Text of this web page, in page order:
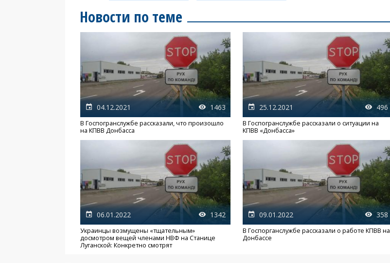
Новости по теме
04.12.2021 1463
В Госпогранслужбе рассказали, что произошло
на КПВВ Донбасса
25.12.2021 496
В Госпогранслужбе рассказали о ситуации на
КПВВ «Донбасса»
06.01.2022 1342
Украинцы возмущены «тщательным»
досмотром вещей членами НВФ на Станице
Луганской: Конкретно смотрят
09.01.2022 358
В Госпорганслужбе рассказали о работе КПВВ на
Донбассе